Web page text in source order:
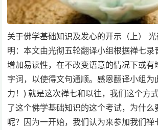
关于佛学基础知识及发心的开示（上）
明：本文由光彻五轮翻译小组根据禅七录
增加易读性，在不改变语意的情况下或有
字词，以使得文句通顺。感恩翻译小组为
力！) 就是这次禅七和以往，我们这个方
了这个佛学基础知识的这个考试，为什么
呢？因为一开始，我们认为来参加我们禅